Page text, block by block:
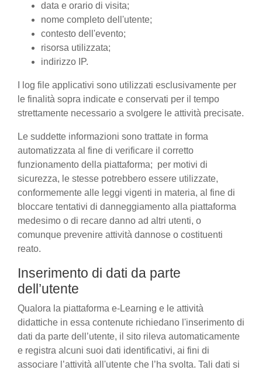
data e orario di visita;
nome completo dell'utente;
contesto dell'evento;
risorsa utilizzata;
indirizzo IP.
I log file applicativi sono utilizzati esclusivamente per
le finalità sopra indicate e conservati per il tempo
strettamente necessario a svolgere le attività precisate.
Le suddette informazioni sono trattate in forma
automatizzata al fine di verificare il corretto
funzionamento della piattaforma; per motivi di
sicurezza, le stesse potrebbero essere utilizzate,
conformemente alle leggi vigenti in materia, al fine di
bloccare tentativi di danneggiamento alla piattaforma
medesimo o di recare danno ad altri utenti, o
comunque prevenire attività dannose o costituenti
reato.
Inserimento di dati da parte
dell’utente
Qualora la piattaforma e-Learning e le attività
didattiche in essa contenute richiedano l'inserimento di
dati da parte dell’utente, il sito rileva automaticamente
e registra alcuni suoi dati identificativi, ai fini di
associare l’attività all'utente che l’ha svolta. Tali dati si